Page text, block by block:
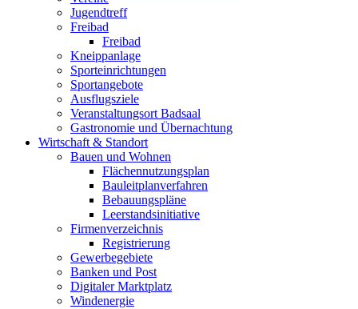
Jugendtreff
Freibad
Freibad
Kneippanlage
Sporteinrichtungen
Sportangebote
Ausflugsziele
Veranstaltungsort Badsaal
Gastronomie und Übernachtung
Wirtschaft & Standort
Bauen und Wohnen
Flächennutzungsplan
Bauleitplanverfahren
Bebauungspläne
Leerstandsinitiative
Firmenverzeichnis
Registrierung
Gewerbegebiete
Banken und Post
Digitaler Marktplatz
Windenergie